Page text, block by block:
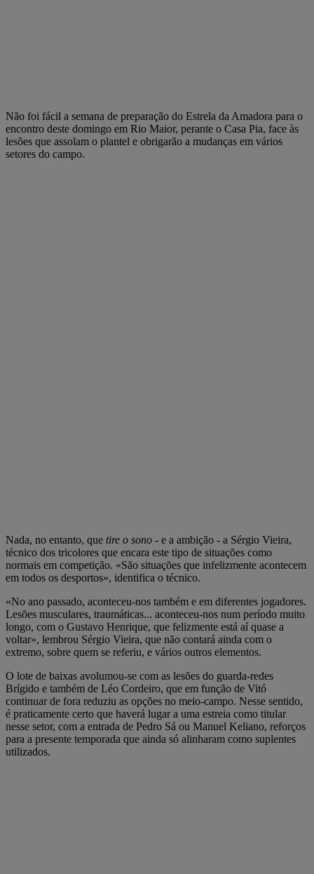
Não foi fácil a semana de preparação do Estrela da Amadora para o
encontro deste domingo em Rio Maior, perante o Casa Pia, face às
lesões que assolam o plantel e obrigarão a mudanças em vários
setores do campo.
Nada, no entanto, que tire o sono - e a ambição - a Sérgio Vieira,
técnico dos tricolores que encara este tipo de situações como
normais em competição. «São situações que infelizmente acontecem
em todos os desportos», identifica o técnico.
«No ano passado, aconteceu-nos também e em diferentes jogadores.
Lesões musculares, traumáticas... aconteceu-nos num período muito
longo, com o Gustavo Henrique, que felizmente está aí quase a
voltar», lembrou Sérgio Vieira, que não contará ainda com o
extremo, sobre quem se referiu, e vários outros elementos.
O lote de baixas avolumou-se com as lesões do guarda-redes
Brígido e também de Léo Cordeiro, que em função de Vitó
continuar de fora reduziu as opções no meio-campo. Nesse sentido,
é praticamente certo que haverá lugar a uma estreia como titular
nesse setor, com a entrada de Pedro Sá ou Manuel Keliano, reforços
para a presente temporada que ainda só alinharam como suplentes
utilizados.